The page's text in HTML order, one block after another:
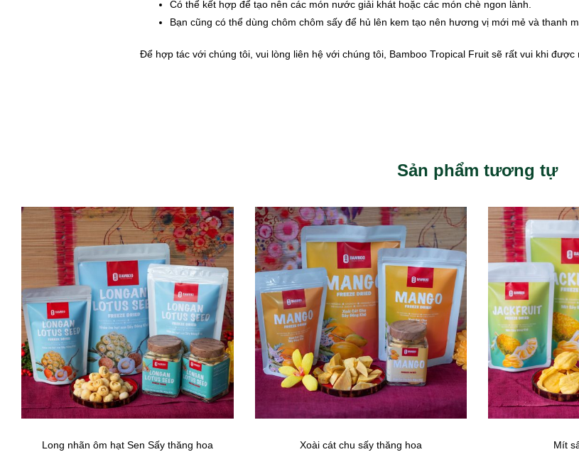
Có thể kết hợp để tạo nên các món nước giải khát hoặc các món chè ngon lành.
Bạn cũng có thể dùng chôm chôm sấy để hủ lên kem tạo nên hương vị mới mẻ và thanh
Để hợp tác với chúng tôi, vui lòng liên hệ với chúng tôi, Bamboo Tropical Fruit sẽ rất vui khi
Sản phẩm tương tự
Long nhãn ôm hạt Sen Sấy thăng hoa Xoài cát chu sấy thăng hoa Mít